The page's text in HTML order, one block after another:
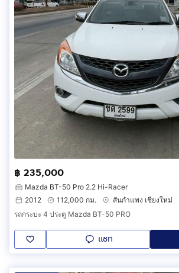
฿ 235,000
Mazda BT-50 Pro 2.2 Hi-Racer
2012
112,000 กม.
สันกำแพง เชียงใหม่
รถกระบะ 4 ประตู Mazda BT-50 PRO
แชท